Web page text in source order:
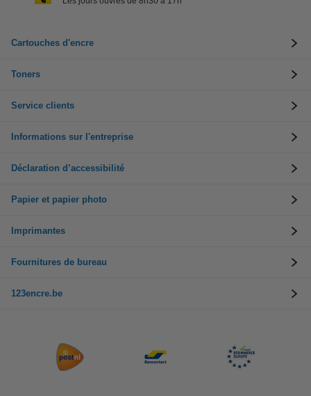
Cartouches d'encre
Toners
Service clients
Informations sur l'entreprise
Déclaration d’accessibilité
Papier et papier photo
Imprimantes
Fournitures de bureau
123encre.be